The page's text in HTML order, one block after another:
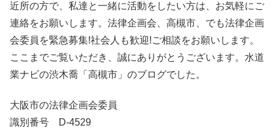
近所の方で、私達と一緒に活動をしたい方は、お気軽にご
連絡をお願いします。法律企画会、高槻市、でも法律企画
会委員を緊急募集!社会人も歓迎!ご相談をお願いします。
ここまでご覧いただき、誠にありがとうございます。水道
業ナビの渋木喬「高槻市」のブログでした。
大阪市の法律企画会委員
識別番号 D-4529